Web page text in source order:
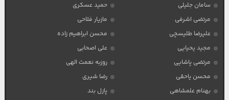
سامان جلیلی
حمید عسکری
مرتضی اشرفی
مازیار فلاحی
علیرضا طلیسچی
محسن ابراهیم زاده
مجید یحیایی
علی اصحابی
مرتضی پاشایی
روزبه نعمت الهی
محسن یاحقی
رضا شیری
بهنام علمشاهی
پازل بند